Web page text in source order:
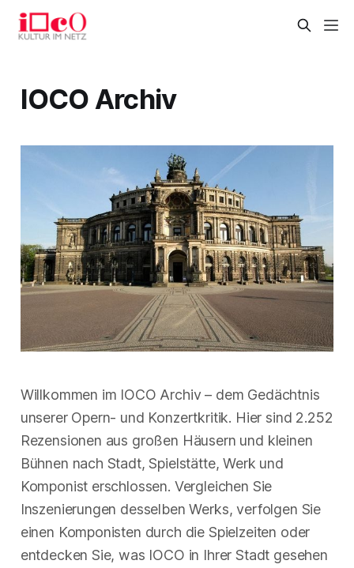
IOCO Archiv
Willkommen im IOCO Archiv – dem Gedächtnis
unserer Opern- und Konzertkritik. Hier sind 2.252
Rezensionen aus großen Häusern und kleinen
Bühnen nach Stadt, Spielstätte, Werk und
Komponist erschlossen. Vergleichen Sie
Inszenierungen desselben Werks, verfolgen Sie
einen Komponisten durch die Spielzeiten oder
entdecken Sie, was IOCO in Ihrer Stadt gesehen